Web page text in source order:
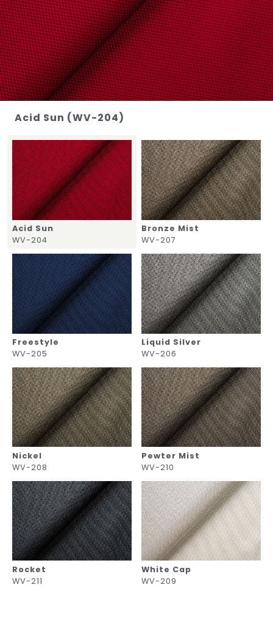
Acid Sun (WV-204)
Acid Sun
WV-204
Bronze Mist
WV-207
Freestyle
WV-205
Liquid Silver
WV-206
Nickel
WV-208
Pewter Mist
WV-210
Rocket
WV-211
White Cap
WV-209